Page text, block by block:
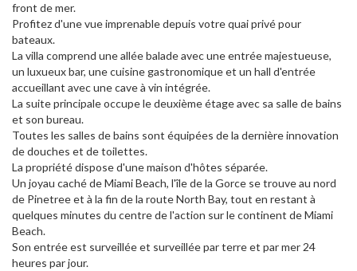
front de mer.
Profitez d'une vue imprenable depuis votre quai privé pour
bateaux.
La villa comprend une allée balade avec une entrée majestueuse,
un luxueux bar, une cuisine gastronomique et un hall d'entrée
accueillant avec une cave à vin intégrée.
La suite principale occupe le deuxième étage avec sa salle de bains
et son bureau.
Toutes les salles de bains sont équipées de la dernière innovation
de douches et de toilettes.
La propriété dispose d'une maison d'hôtes séparée.
Un joyau caché de Miami Beach, l'île de la Gorce se trouve au nord
de Pinetree et à la fin de la route North Bay, tout en restant à
quelques minutes du centre de l'action sur le continent de Miami
Beach.
Son entrée est surveillée et surveillée par terre et par mer 24
heures par jour.